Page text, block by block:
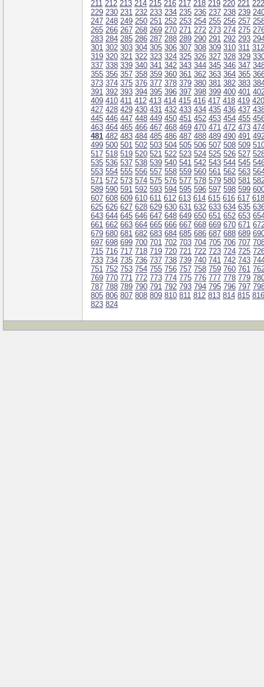
211 212 213 214 215 216 217 218 219 220 221 222
229 230 231 232 233 234 235 236 237 238 239
247 248 249 250 251 252 253 254 255 256 257
265 266 267 268 269 270 271 272 273 274 275
283 284 285 286 287 288 289 290 291 292 293
301 302 303 304 305 306 307 308 309 310 311 312
319 320 321 322 323 324 325 326 327 328 329
337 338 339 340 341 342 343 344 345 346 347
355 356 357 358 359 360 361 362 363 364 365
373 374 375 376 377 378 379 380 381 382 383
391 392 393 394 395 396 397 398 399 400 401
409 410 411 412 413 414 415 416 417 418 419 420
427 428 429 430 431 432 433 434 435 436 437
445 446 447 448 449 450 451 452 453 454 455
463 464 465 466 467 468 469 470 471 472 473
481 482 483 484 485 486 487 488 489 490 491
499 500 501 502 503 504 505 506 507 508 509
517 518 519 520 521 522 523 524 525 526 527
535 536 537 538 539 540 541 542 543 544 545
553 554 555 556 557 558 559 560 561 562 563
571 572 573 574 575 576 577 578 579 580 581
589 590 591 592 593 594 595 596 597 598 599
607 608 609 610 611 612 613 614 615 616 617 618
625 626 627 628 629 630 631 632 633 634 635
643 644 645 646 647 648 649 650 651 652 653
661 662 663 664 665 666 667 668 669 670 671
679 680 681 682 683 684 685 686 687 688 689
697 698 699 700 701 702 703 704 705 706 707
715 716 717 718 719 720 721 722 723 724 725
733 734 735 736 737 738 739 740 741 742 743
751 752 753 754 755 756 757 758 759 760 761
769 770 771 772 773 774 775 776 777 778 779
787 788 789 790 791 792 793 794 795 796 797
805 806 807 808 809 810 811 812 813 814 815 816
823 824